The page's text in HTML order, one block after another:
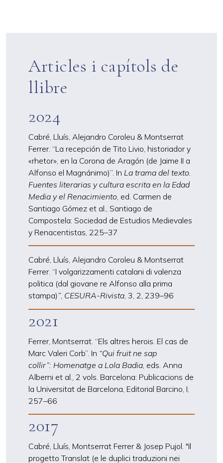
Articles i capítols de
llibre
2024
Cabré, Lluís, Alejandro Coroleu & Montserrat
Ferrer. “La recepción de Tito Livio, historiador y
«rhetor», en la Corona de Aragón (de Jaime II a
Alfonso el Magnánimo)”. In La trama del texto.
Fuentes literarias y cultura escrita en la Edad
Media y el Renacimiento , ed. Carmen de
Santiago Gómez et al., Santiago de
Compostela: Sociedad de Estudios Medievales
y Renacentistas, 225–37
Cabré, Lluís, Alejandro Coroleu & Montserrat
Ferrer. “I volgarizzamenti catalani di valenza
politica (dal giovane re Alfonso alla prima
stampa) ”, CESURA-Rivista, 3, 2, 239–96
2021
Ferrer, Montserrat. “Els altres herois. El cas de
Marc Valeri Corb”. In “Qui fruit ne sap
collir”: Homenatge a Lola Badia , eds. Anna
Alberni et al., 2 vols. Barcelona: Publicacions de
la Universitat de Barcelona, Editorial Barcino , I,
257–66
2017
Cabré, Lluís, Montserrat Ferrer & Josep Pujol. "Il
progetto Translat (e le duplici traduzioni nei